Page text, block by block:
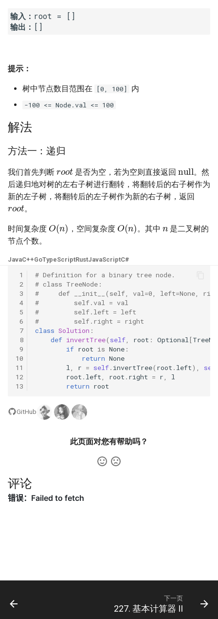
20. 表示数值的字符串
24. 反转链表
25. 合并两个排序的链表
26. 树的子结构
27. 二叉树的镜像
28. 对称的二叉树
29. 顺时针打印矩阵
31. 栈的压入、弹出序列
32.1. 从上到下打印二叉树
32.2. 从上到下打印二叉树 II
32.3. 从上到下打印二叉树 III
33. 二叉搜索树的后序遍历序
34. 二叉树中和为某一值的路
径
35. 复杂链表的复制
36. 二叉搜索树与双向链表
37. 序列化二叉树
串
19. 最多删除一个字符得到回
20. 回文子字符串的个数
21. 删除链表的倒数第 n 个结
23. 两个链表的第一个重合节
点
24. 反转链表
25. 链表中的两数相加
26. 重排链表
27. 回文链表
28. 展平多级双向链表
29. 排序的循环链表
30. 插入、删除和随机访问都
是 O(1) 的容器
31. 最近最少使用缓存
35. 最小时间差
3.2. 栈的最小值
3.4. 化栈为队
3.5. 栈排序
4.2. 最小高度树
4.3. 特定深度节点链表
4.4. 检查平衡性
4.5. 合法二叉搜索树
4.6. 后继者
4.8. 首个共同祖先
4.9. 二叉搜索树序列
4.10. 检查子树
4.12. 求和路径
5.1. 插入
5.2. 二进制数转字符串
5.6. 整数转换
5.7. 配对交换
输入：
输出：
提示：
树中节点数目范围在 [0, 100] 内
-100 <= Node.val <= 100
解法
方法一：递归
我们首先判断 是否为空，若为空则直接返回
。然
后递归地对树的左右子树进行翻转，将翻转后的右子树作为
新的左子树，将翻转后的左子树作为新的右子树，返回
root
。
时间复杂度
O ( n)
，空间复杂度
O ( n)
。其中
是二叉树的
节点个数。
JavaC++GoTypeScriptRustJavaScriptC#
1
2
3
4
5
6
7
8
9
10
11
12
13
# Definition for a binary tree node.
# class TreeNode:
#     def __init__(self, val=0, left=None,
#         self.val = val
#         self.left = left
#         self.right = right
class Solution :
def invertTree( self, root : Optional[
if root is None :
return None
l, r = self. invertTree( root . left),
root . left, root . right = r,
l
return root
GitHub
此页面对您有帮助吗？
评论
下一页
227. 基本计算器 II